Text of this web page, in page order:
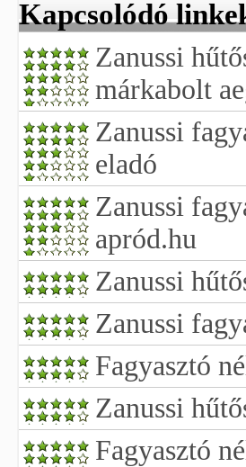
Kapcsolódó
Zanussi
márkabolt
Zanussi
eladó
Zanussi
apród.hu
Zanussi
Zanussi
Fagyasztó
Zanussi
Fagyasztó